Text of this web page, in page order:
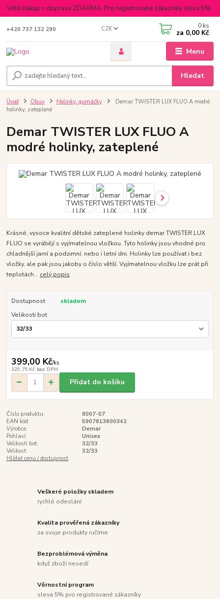
Větší nákup = doprava ZDARMA. Pro registrované zákazníky sleva 5%.
Menu
CZK
Hledat
+420 737 132 290 0 ks
za 0,00 Kč
Úvod Obuv Holinky, gumáčky
Demar TWISTER LUX FLUO A modré
holinky, zateplené
Demar TWISTER LUX FLUO A
modré holinky, zateplené
Krásné, vysoce kvalitní dětské zateplené holinky demar TWISTER LUX
FLUO se vyrábějí s vyjímatelnou vložkou. Tyto holinky jsou vhodné pro
chladnější jarní a podzimní, nebo i letní dni. Holinky lze používat i bez
vložky, ale pak jsou jakoby o číslo větší. Vyjímatelnou vložku lze prát při
teplotách... celý popis
Dostupnost
skladem
Velikosti bot
399,00 Kč/ks
329,75 Kč bez DPH
Přidat do košíku
Číslo produktu:
8007-07
EAN kód:
5907613600342
Výrobce:
Demar
Pohlaví:
Unisex
Velikosti bot:
32/33
Velikost:
32/33
Hlídat cenu / dostupnost
Veškeré položky skladem
rychlé odeslání
Kvalita prověřená zákazníky
za svoje produkty ručíme
Bezproblémová výměna
když zboží nesedí
Věrnostní program
sleva 5% pro registrované zákazníky